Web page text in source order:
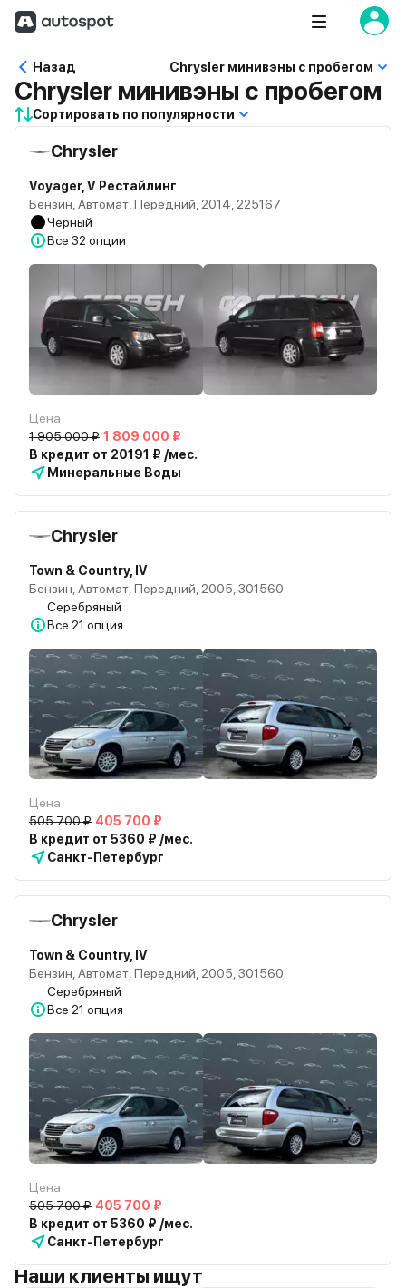
Назад Chrysler минивэны с пробегом
Chrysler минивэны с пробегом
Сортировать по популярности
Chrysler
Voyager, V Рестайлинг
Бензин, Автомат, Передний, 2014, 225167
Черный
Все 32 опции
Цена
1 905 000 ₽ 1 809 000 ₽
В кредит от 20191 ₽ /мес.
Минеральные Воды
Chrysler
Town & Country, IV
Бензин, Автомат, Передний, 2005, 301560
Серебряный
Все 21 опция
Цена
505 700 ₽ 405 700 ₽
В кредит от 5360 ₽ /мес.
Санкт-Петербург
Chrysler
Town & Country, IV
Бензин, Автомат, Передний, 2005, 301560
Серебряный
Все 21 опция
Цена
505 700 ₽ 405 700 ₽
В кредит от 5360 ₽ /мес.
Санкт-Петербург
Наши клиенты ищут